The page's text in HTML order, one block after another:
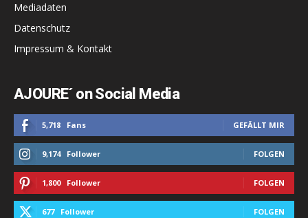
Mediadaten
Datenschutz
Impressum & Kontakt
AJOURE´ on Social Media
5,718 Fans GEFÄLLT MIR
9,174 Follower FOLGEN
1,800 Follower FOLGEN
677 Follower FOLGEN